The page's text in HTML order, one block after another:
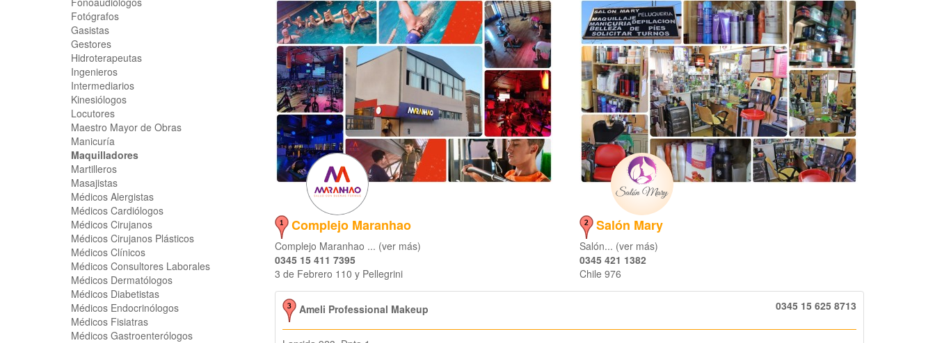
Fotógrafos
Gasistas
Gestores
Hidroterapeutas
Ingenieros
Intermediarios
Kinesiólogos
Locutores
Maestro Mayor de Obras
Manicuría
Maquilladores
Martilleros
Masajistas
Médicos Alergistas
Médicos Cardiólogos
Médicos Cirujanos
Médicos Cirujanos Plásticos
Médicos Clínicos
Médicos Consultores Laborales
Médicos Dermatólogos
Médicos Diabetistas
Médicos Endocrinólogos
Médicos Fisiatras
Médicos Gastroenterólogos
Complejo Maranhao
Complejo Maranhao ... (ver más)
0345 15 411 7395
3 de Febrero 110 y Pellegrini
Salón Mary
Salón... (ver más)
0345 421 1382
Chile 976
Ameli Professional Makeup 0345 15 625 8713